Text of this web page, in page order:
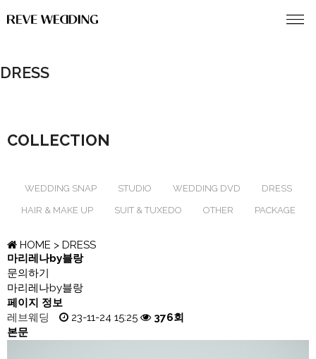
DRESS
COLLECTION
WEDDING SNAP STUDIO WEDDING DVD DRESS
HAIR & MAKE UP SUIT & TUXEDO OTHER PACKAGE
HOME > DRESS
마리레나by블랑
문의하기
마리레나by블랑
페이지 정보
레브웨딩
23-11-24 15:25
376회
본문